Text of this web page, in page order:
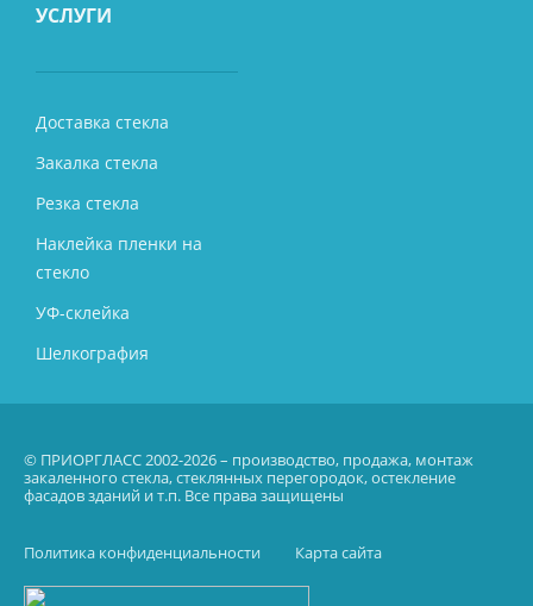
УСЛУГИ
Доставка стекла
Закалка стекла
Резка стекла
Наклейка пленки на
стекло
УФ-склейка
Шелкография
© ПРИОРГЛАСС 2002-2026 – производство, продажа, монтаж
закаленного стекла, стеклянных перегородок, остекление
фасадов зданий и т.п. Все права защищены
Политика конфиденциальности Карта сайта